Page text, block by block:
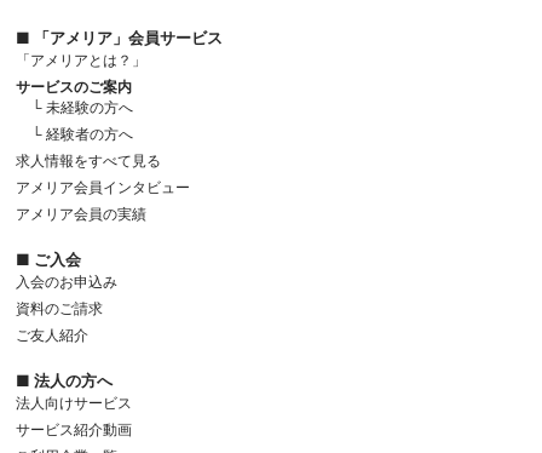
■ 「アメリア」会員サービス
「アメリアとは？」
サービスのご案内
└ 未経験の方へ
└ 経験者の方へ
求人情報をすべて見る
アメリア会員インタビュー
アメリア会員の実績
■ ご入会
入会のお申込み
資料のご請求
ご友人紹介
■ 法人の方へ
法人向けサービス
サービス紹介動画